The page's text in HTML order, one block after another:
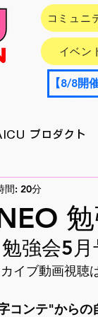
コミュニ
イベン
プロダクト
Research
StableDiffusion
間: 20分
強会5
イブ動画視聴
コンテ"からの